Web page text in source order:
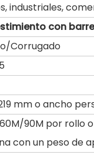
industriales,
con
Corrugado
mm o ancho
90M por rollo
con un peso de